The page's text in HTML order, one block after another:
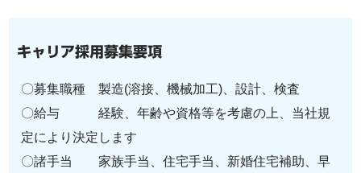
キャリア採用募集要項
〇募集職種 製造(溶接、機械加工)、設計、検査
〇給与 経験、年齢や資格等を考慮の上、当社規
定により決定します
〇諸手当 家族手当、住宅手当、新婚住宅補助、早